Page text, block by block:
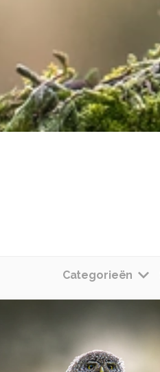
Categorieën